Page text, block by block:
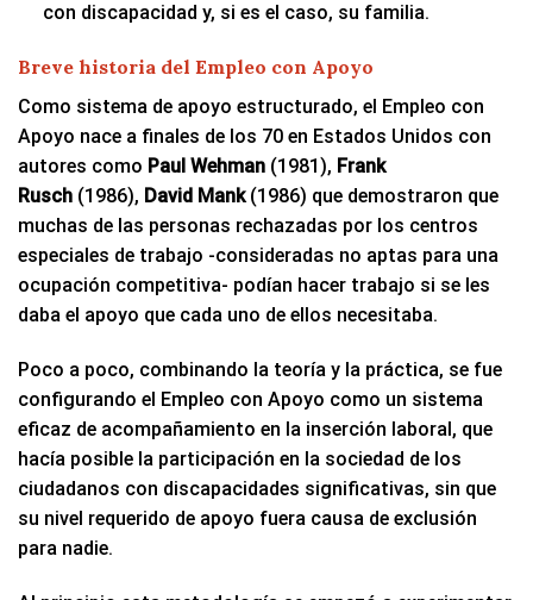
con discapacidad y, si es el caso, su familia.
Breve historia del Empleo con Apoyo
Como sistema de apoyo estructurado, el Empleo con
Apoyo nace a finales de los 70 en Estados Unidos con
autores como Paul Wehman (1981), Frank
Rusch (1986), David Mank(1986) que demostraron que
muchas de las personas rechazadas por los centros
especiales de trabajo -consideradas no aptas para una
ocupación competitiva- podían hacer trabajo si se les
daba el apoyo que cada uno de ellos necesitaba.
Poco a poco, combinando la teoría y la práctica, se fue
configurando el Empleo con Apoyo como un sistema
eficaz de acompañamiento en la inserción laboral, que
hacía posible la participación en la sociedad de los
ciudadanos con discapacidades significativas, sin que
su nivel requerido de apoyo fuera causa de exclusión
para nadie.